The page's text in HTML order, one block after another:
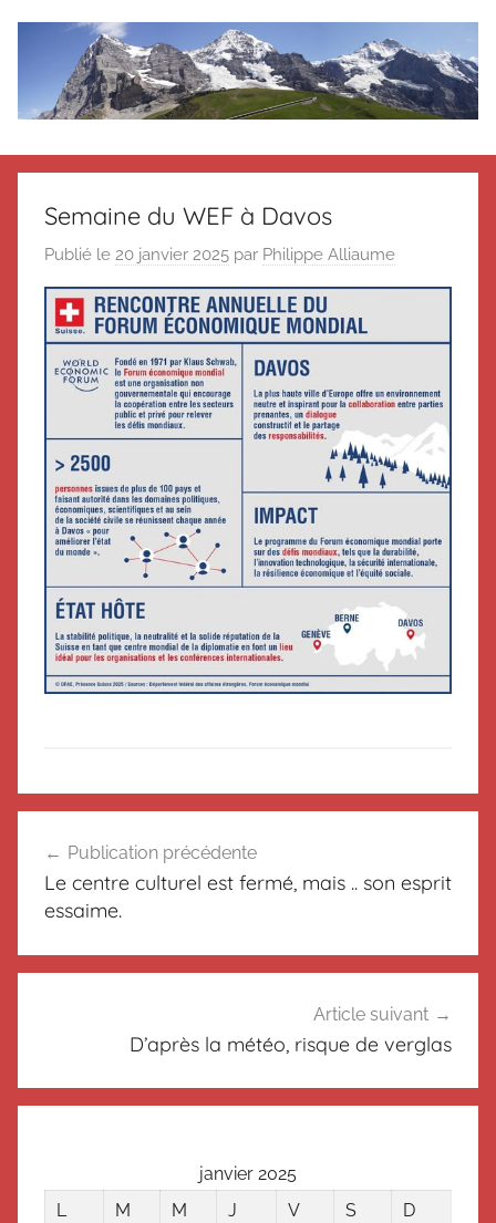
Le
blog
de
Suisse
Magazine
Suisse
Suisse
Suisse
Semaine du WEF à Davos
Publié le 20 janvier 2025 par Philippe Alliaume
N
c
a
de
l’article
Publication précédente
Le centre culturel est fermé, mais .. son esprit
essaime.
Article suivant
D’après la météo, risque de verglas
janvier 2025
L
M M J V S
D